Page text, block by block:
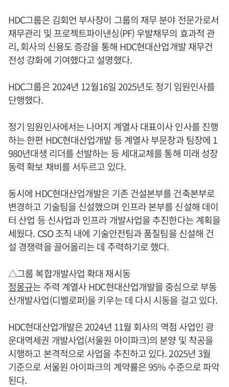
HDC그룹은 김회언 부사장이 그룹의 재무 분야 전문가로서
재무관리 및 프로젝트파이낸싱(PF) 우발채무의 효과적 관
리, 회사의 신용도 증강을 통해 HDC현대산업개발 재무건
전성 강화에 기여했다고 설명했다.
HDC그룹은 2024년 12월16일 2025년도 정기 임원인사를
단행했다.
정기 임원인사에서는 나머지 계열사 대표이사 인사를 진행
하는 한편 HDC현대산업개발 등 계열사 부문장과 팀장에 1
980년대생 리더를 선발하는 등 세대교체를 통해 미래 성장
동력 확보 채비를 서두르고 있다.
동시에 HDC현대산업개발은 기존 건설본부를 건축본부로
변경하고 기술팀을 신설했으며 인프라 본부를 신설해 데이
터 산업 등 신사업과 인프라 개발사업을 추진한다는 계획을
세웠다. CSO 조직 내에 기술안전팀과 품질팀을 신설해 건
설 경쟁력을 끌어올리는 데 주력하기로 했다.
△그룹 복합개발사업 확대 재시동
정몽규는 주력 계열사 HDC현대산업개발을 중심으로 부동
산개발사업(디벨로퍼)을 키우는 데 다시 시동을 걸고 있다.
HDC현대산업개발은 2024년 11월 회사의 역점 사업인 광
운대역세권 개발사업(서울원 아이파크)의 분양 및 착공을
시행하고 본격적으로 사업을 추진하고 있다. 2025년 3월
기준으로 서울원 아이파크의 계약률은 95% 수준으로 파악
된다.